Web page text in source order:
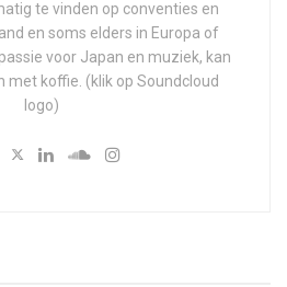
te vinden op conventies en
en soms elders in Europa of
voor Japan en muziek, kan
met koffie. (klik op Soundcloud
logo)